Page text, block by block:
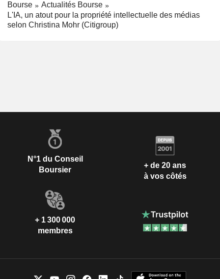
Bourse
Actualités Bourse
L'IA, un atout pour la propriété intellectuelle des médias
selon Christina Mohr (Citigroup)
N°1 du Conseil
Boursier
+ de 20 ans
à vos côtés
+ 1 300 000
membres